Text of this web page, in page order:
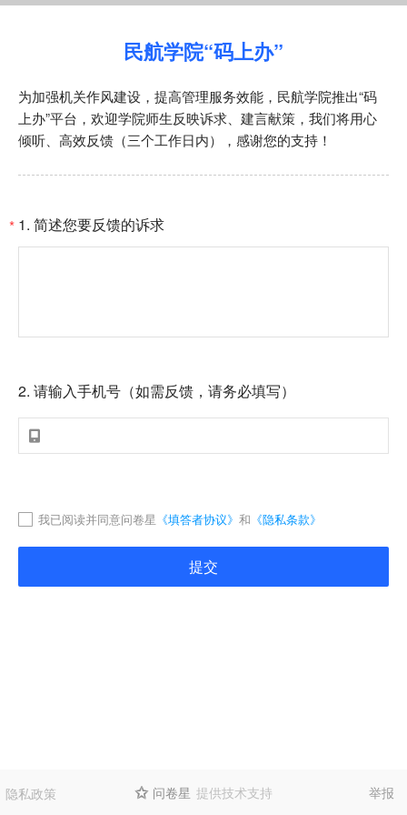
民航学院“码上办”
为加强机关作风建设，提高管理服务效能，民航学院推出“码
上办”平台，欢迎学院师生反映诉求、建言献策，我们将用心
倾听、高效反馈（三个工作日内），感谢您的支持！
* 1. 简述您要反馈的诉求
2. 请输入手机号（如需反馈，请务必填写）

我已阅读并同意问卷星 《填答者协议》 和 《隐私条款》
提交
隐私政策  问卷星 提供技术支持 举报